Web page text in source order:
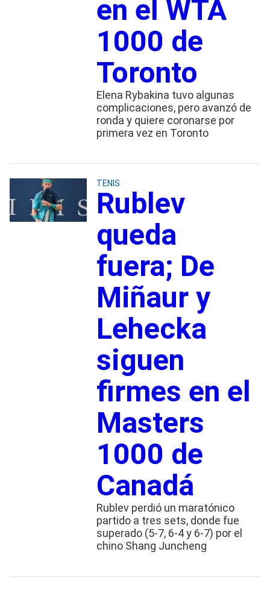
en el WTA
1000 de
Toronto
Elena Rybakina tuvo algunas
complicaciones, pero avanzó de
ronda y quiere coronarse por
primera vez en Toronto
TENIS
Rublev
queda
fuera; De
Miñaur y
Lehecka
siguen
firmes en el
Masters
1000 de
Canadá
Rublev perdió un maratónico
partido a tres sets, donde fue
superado (5-7, 6-4 y 6-7) por el
chino Shang Juncheng